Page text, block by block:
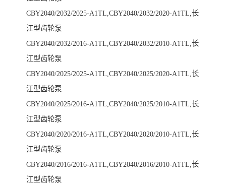
CBY2040/2032/2025-A1TL,CBY2040/2032/2020-A1TL,长
江型齿轮泵
CBY2040/2032/2016-A1TL,CBY2040/2032/2010-A1TL,长
江型齿轮泵
CBY2040/2025/2025-A1TL,CBY2040/2025/2020-A1TL,长
江型齿轮泵
CBY2040/2025/2016-A1TL,CBY2040/2025/2010-A1TL,长
江型齿轮泵
CBY2040/2020/2016-A1TL,CBY2040/2020/2010-A1TL,长
江型齿轮泵
CBY2040/2016/2016-A1TL,CBY2040/2016/2010-A1TL,长
江型齿轮泵